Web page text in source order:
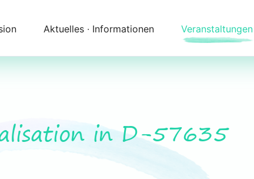
Aktuelles ∙ Informationen
Begleitung
Veranstaltungen
Anfahrt
in D-57635